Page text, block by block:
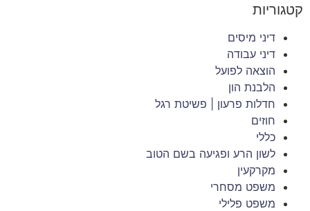
קטגוריות
דיני מיסים
דיני עבודה
הוצאה לפועל
הלבנת הון
חדלות פרעון | פשיטת רגל
חוזים
כללי
לשון הרע ופגיעה בשם הטוב
מקרקעין
משפט מסחרי
משפט פלילי